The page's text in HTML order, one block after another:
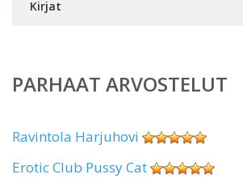
Kirjat
PARHAAT ARVOSTELUT
Ravintola Harjuhovi
Erotic Club Pussy Cat